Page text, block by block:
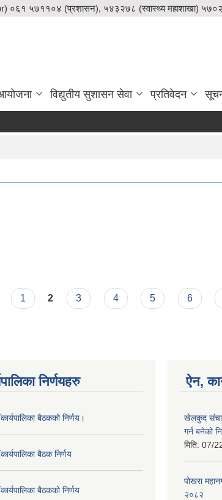
०६१ ५७११०४ (प्रशासन), ५४३२७८ (स्वास्थ्य महाशाखा)
विद्युतीय सुशासन सेवा प्रतिवेदन
1 2 3 4 5 6
निर्णयहरु
बैठकको निर्णय।
बैठक निर्णय
बैठकको निर्णय
ऐन,
खेलकुद
गर्न बनेको
मिति: 07/
पोखरा
२०८२